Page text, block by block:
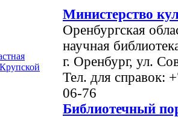
Министерство
Оренбургская
научная
г. Оренбург, ул.
Тел. для справок:
06-76
Библиотечный